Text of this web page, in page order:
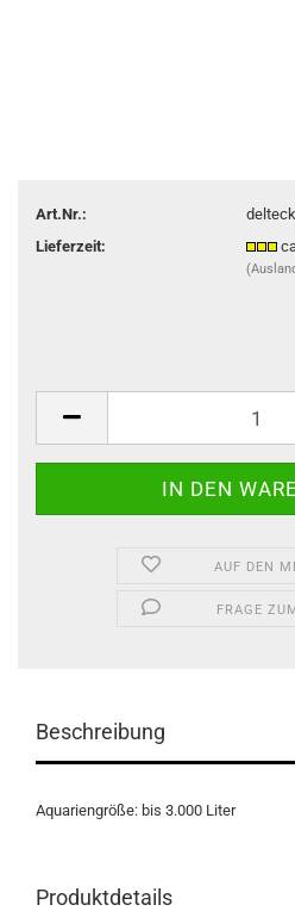
Art.Nr.:
Lieferzeit:
AUF DEN
FRAGE
Beschreibung
Aquariengröße: bis 3.000 Liter
Produktdetails